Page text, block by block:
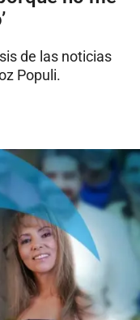
de las noticias
Populi.